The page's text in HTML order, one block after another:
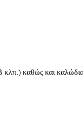
κλπ.) καθώς και